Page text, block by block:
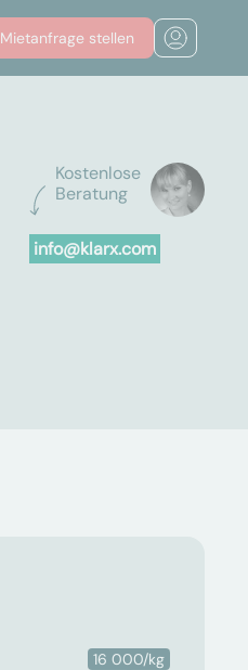
Mietanfrage stellen
Kostenlose
Beratung
info@klarx.com
16 000/kg